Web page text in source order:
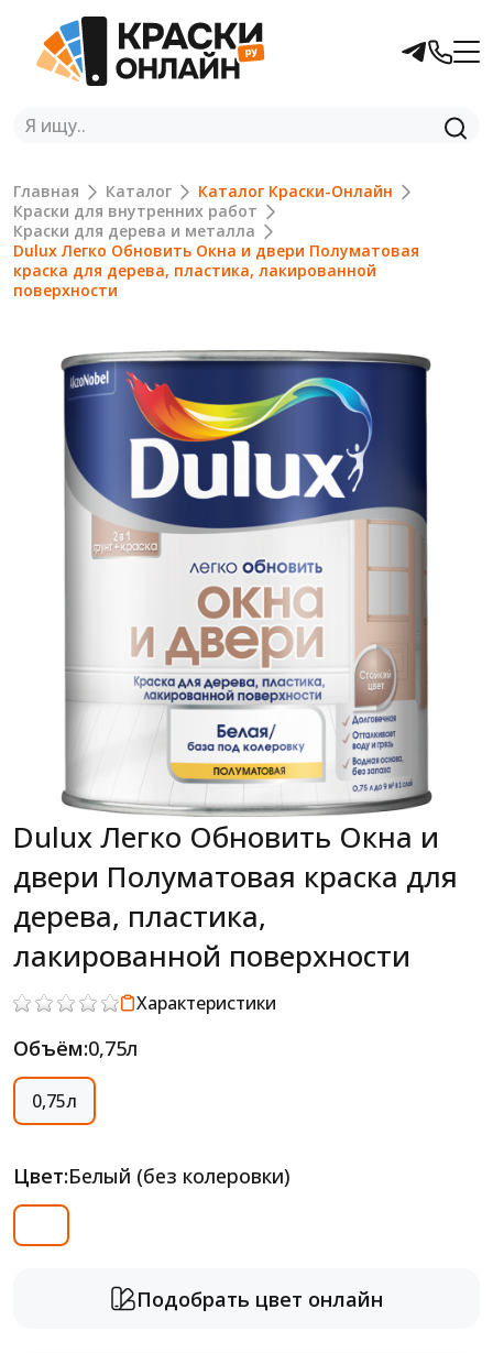
Главная Каталог
Каталог Краски-Онлайн
Краски для внутренних работ
Краски для дерева и металла
Dulux Легко Обновить Окна и двери Полуматовая
краска для дерева, пластика, лакированной
поверхности
Dulux Легко Обновить Окна и
двери Полуматовая краска для
дерева, пластика,
лакированной поверхности
Характеристики
Объём:0,75л
0,75л
Цвет:Белый (без колеровки)
Подобрать цвет онлайн